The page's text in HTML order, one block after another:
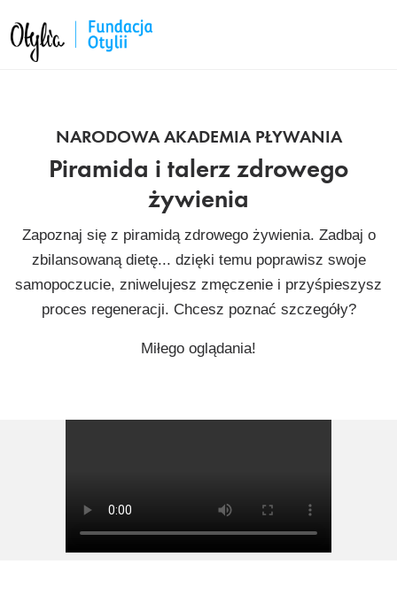
NARODOWA AKADEMIA PŁYWANIA
Piramida i talerz zdrowego
żywienia
Zapoznaj się z piramidą zdrowego żywienia. Zadbaj o
zbilansowaną dietę... dzięki temu poprawisz swoje
samopoczucie, zniwelujesz zmęczenie i przyśpieszysz
proces regeneracji. Chcesz poznać szczegóły?
Miłego oglądania!